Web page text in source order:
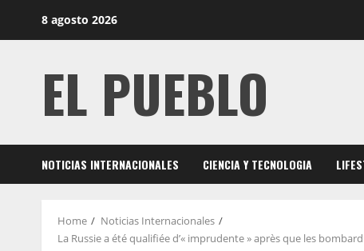
8 agosto 2026
EL PUEBLO
NOTICIAS INTERNACIONALES CIENCIA Y TECNOLOGIA
Home
Noticias Internacionales
La Russie a été qualifiée d’« imprudente » après que les